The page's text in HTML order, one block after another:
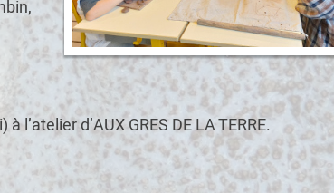
d’AUX GRES DE LA TERRE.